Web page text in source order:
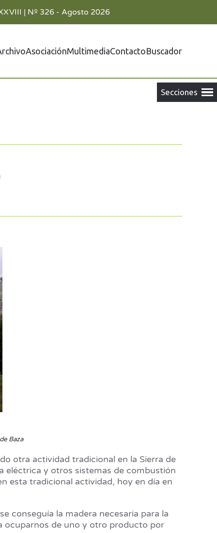
| Nº 326 - Agosto 2026
AsociaciónMultimediaContactoBuscador
Baza
otra actividad tradicional en la Sierra de
eléctrica y otros sistemas de combustión
esta tradicional actividad, hoy en día en
conseguía la madera necesaria para la
ocuparnos de uno y otro producto por